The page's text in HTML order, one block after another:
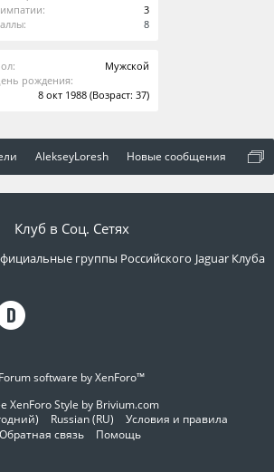
3
8
Мужской
рождения:
8 окт 1988 (Возраст: 37)
AlekseyLoresh Новые сообщения
Клуб в Соц. Сетях
группы Российского Jaguar Клуба
Forum software by XenForo™
XenForo Style by Brivium.com
Russian (RU)
Условия и правила
Обратная связь
Помощь